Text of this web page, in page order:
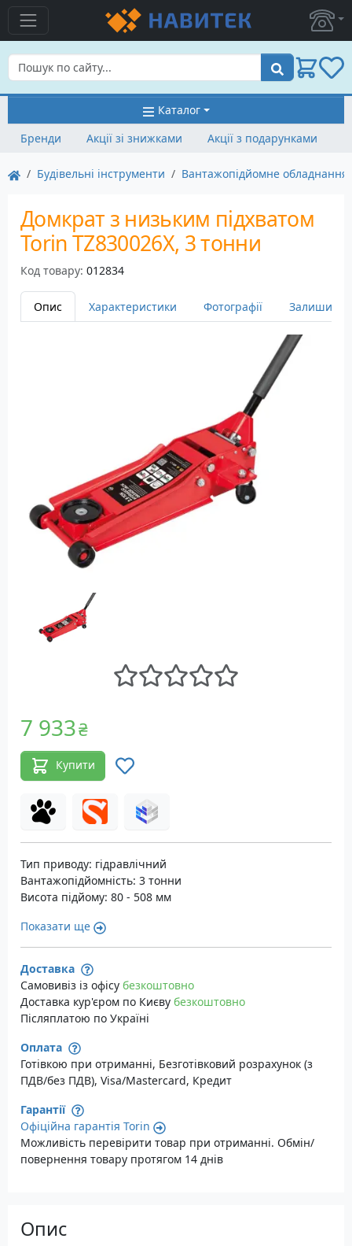
Пошук
Каталог
Бренди
Акції зі знижками Акції з подарунками
Будівельні інструменти Вантажопідйомне обладнання
Домкрат з низьким підхватом
Torin TZ830026X, 3 тонни
Код товару: 012834
Опис Характеристики Фотографії Залишити
7 933₴
Купити
Тип приводу: гідравлічний
Вантажопідйомність: 3 тонни
Висота підйому: 80 - 508 мм
Показати ще
Доставка
Самовивіз із офісу безкоштовно
Доставка кур'єром по Києву безкоштовно
Післяплатою по Україні
Оплата
Готівкою при отриманні, Безготівковий розрахунок (з
ПДВ/без ПДВ), Visa/Mastercard, Кредит
Гарантії
Офіційна гарантія Torin
Можливість перевірити товар при отриманні. Обмін/
повернення товару протягом 14 днів
Опис